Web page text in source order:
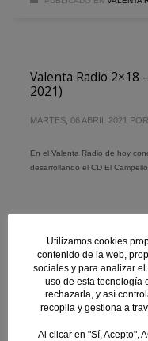
Valenta Radio 2×18
2021)
MARTES, 06 ABRIL 2021 POR
En el Valenta Radio de hoy
desarrollando el CD El
PUBLICADO EN VALENTA
Utilizamos cookies
contenido de la web,
sociales y para analizar
uso de esta tecnología
rechazarla, y así
recopila y gestiona a
Al clicar en "Sí, Acepto",